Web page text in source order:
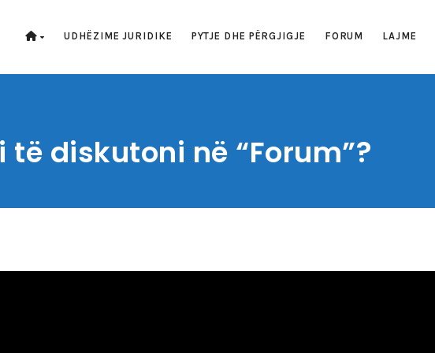
UDHËZIME JURIDIKE PYTJE DHE PËRGJIGJE FORUM LAJME
të diskutoni në “Forum”?